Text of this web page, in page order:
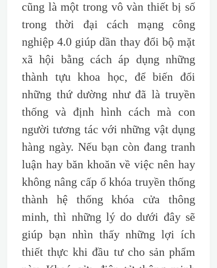
cũng là một trong vô vàn thiết bị số
trong thời đại cách mạng công
nghiệp 4.0 giúp dần thay đổi bộ mặt
xã hội bằng cách áp dụng những
thành tựu khoa học, để biến đổi
những thứ dường như đã là truyền
thống và định hình cách mà con
người tương tác với những vật dụng
hàng ngày. Nếu bạn còn đang tranh
luận hay băn khoăn về việc nên hay
không nâng cấp ổ khóa truyền thống
thành hệ thống khóa cửa thông
minh, thì những lý do dưới đây sẽ
giúp bạn nhìn thấy những lợi ích
thiết thực khi đầu tư cho sản phẩm